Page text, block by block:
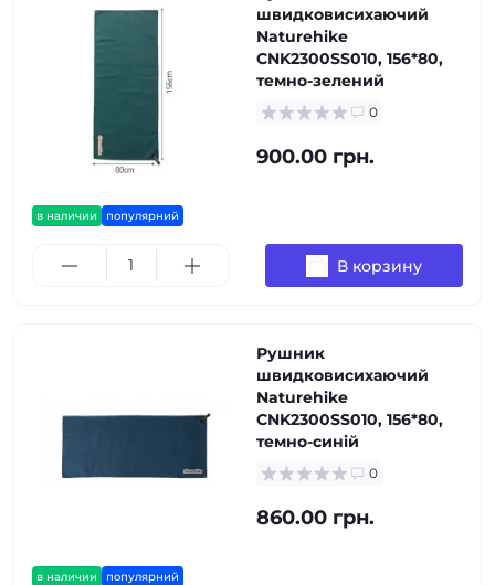
в наличии популярний
швидковисихаючий
Naturehike
CNK2300SS010, 156*80,
темно-зелений
0
900.00 грн.
В корзину
в наличии популярний
Рушник
швидковисихаючий
Naturehike
CNK2300SS010, 156*80,
темно-синій
0
860.00 грн.